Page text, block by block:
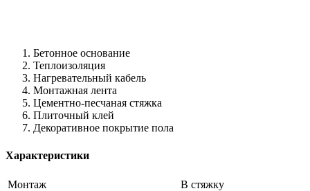
Бетонное основание
Теплоизоляция
Нагревательный кабель
Монтажная лента
Цементно-песчаная стяжка
Плиточный клей
Декоративное покрытие пола
Характеристики
Монтаж
В стяжку